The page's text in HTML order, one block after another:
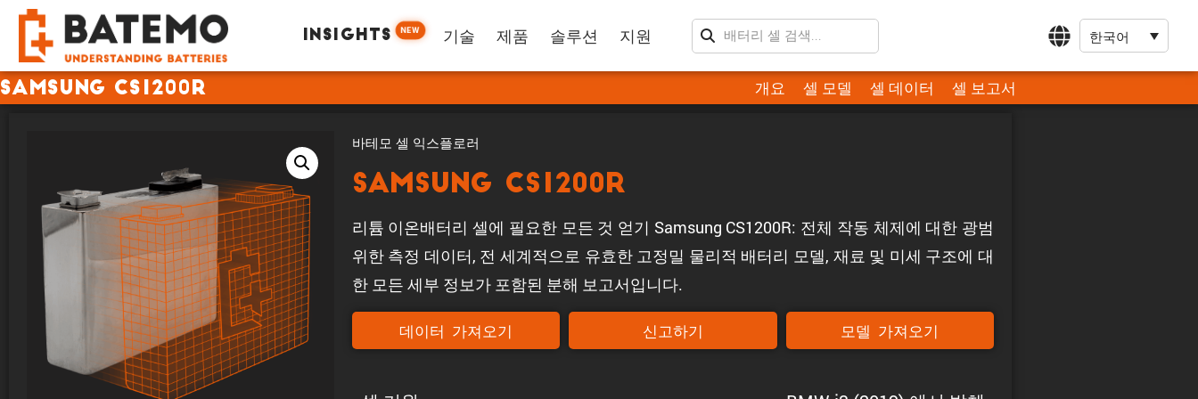
INSIGHTS NEW 기술 제품 솔루션 지원 한국어
Samsung CS1200R 개요 셀 모델 셀 데이터 셀 보고서
바테모 셀 익스플로러
Samsung CS1200R
리튬 이온배터리 셀에 필요한 모든 것 얻기 Samsung CS1200R: 전체 작동 체제에 대한 광범
위한 측정 데이터, 전 세계적으로 유효한 고정밀 물리적 배터리 모델, 재료 및 미세 구조에 대
한 모든 세부 정보가 포함된 분해 보고서입니다.
데이터 가져오기 신고하기 모델 가져오기